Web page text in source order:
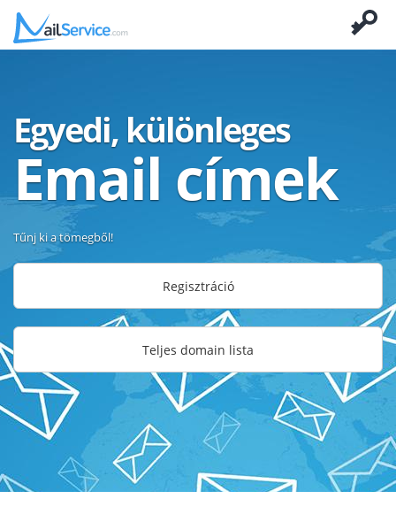
Egyedi, különleges
Email címek
Tűnj ki a tömegből!
Regisztráció
Teljes domain lista